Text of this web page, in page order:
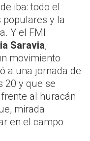
iba: todo el
y la
Y el FMI
Saravia,
movimiento
a una jornada de
20 y que se
al huracán
mirada
en el campo